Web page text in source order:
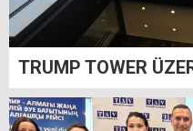
TRUMP TOWER